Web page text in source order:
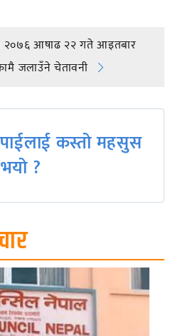
आषाढ २२ गते आइतबार
जलाउँने चेतावनी
कस्तो महसुस
भयो ?